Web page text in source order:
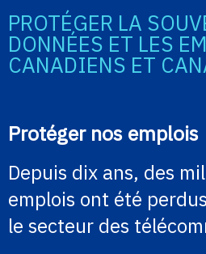
PROTÉGER LA
DONNÉES ET LES
CANADIENS ET
Protéger nos emplois
Depuis dix ans, des
emplois ont été
le secteur des